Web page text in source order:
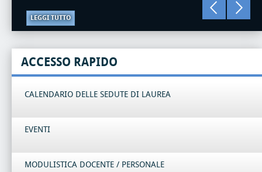
LEGGI TUTTO
ACCESSO RAPIDO
CALENDARIO DELLE SEDUTE DI LAUREA
EVENTI
MODULISTICA DOCENTE / PERSONALE